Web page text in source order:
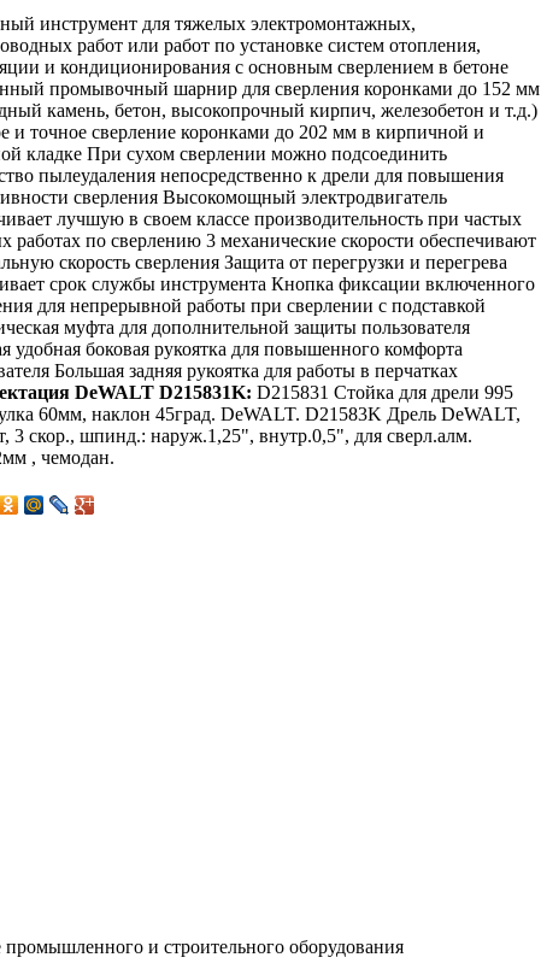
инструмент для тяжелых электромонтажных,
работ или работ по установке систем отопления,
и кондиционирования с основным сверлением в бетоне
промывочный шарнир для сверления коронками до 152 мм
камень, бетон, высокопрочный кирпич, железобетон и т.д.)
и точное сверление коронками до 202 мм в кирпичной и
кладке При сухом сверлении можно подсоединить
пылеудаления непосредственно к дрели для повышения
сверления Высокомощный электродвигатель
лучшую в своем классе производительность при частых
работах по сверлению 3 механические скорости обеспечивают
скорость сверления Защита от перегрузки и перегрева
срок службы инструмента Кнопка фиксации включенного
для непрерывной работы при сверлении с подставкой
муфта для дополнительной защиты пользователя
удобная боковая рукоятка для повышенного комфорта
Большая задняя рукоятка для работы в перчатках
DeWALT D215831K: D215831 Стойка для дрели 995
60мм, наклон 45град. DeWALT. D21583K Дрель DeWALT,
3 скор., шпинд.: наруж.1,25", внутр.0,5", для сверл.алм.
, чемодан.
и строительного оборудования